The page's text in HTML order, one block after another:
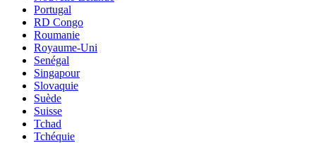
Portugal
RD Congo
Roumanie
Royaume-Uni
Senégal
Singapour
Slovaquie
Suède
Suisse
Tchad
Tchéquie